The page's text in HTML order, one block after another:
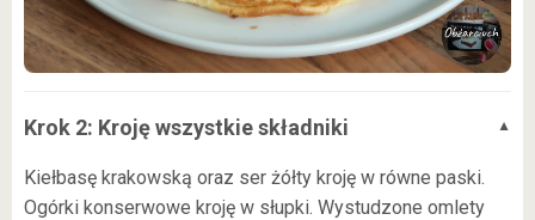
Krok 2: Kroję wszystkie składniki
Kiełbasę krakowską oraz ser żółty kroję w równe paski.
Ogórki konserwowe kroję w słupki. Wystudzone omlety